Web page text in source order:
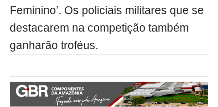
Feminino’. Os policiais militares que se
destacarem na competição também
ganharão troféus.